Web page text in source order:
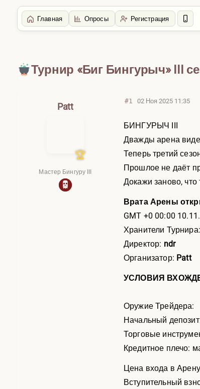
Главная Опросы Регистрация
Главная / Болталка
Турнир «Биг Бингурыч» III
Patt
Мастер Бингуру III
#1 02 Ноя 2025 11:35
БИНГУРЫЧ III
Дважды арена
Теперь третий
Прошлое не даёт
Докажи заново,
Врата Арены
GMT +0 00:00
Хранители Турнира:
Директор: ndr
Организатор: Patt
УСЛОВИЯ
Оружие Трейдера:
Начальный
Торговые
Кредитное плечо:
Цена входа в
Вступительный